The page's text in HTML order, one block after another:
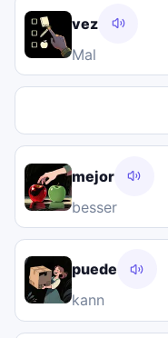
vez
Mal
mejor
besser
puede
kann